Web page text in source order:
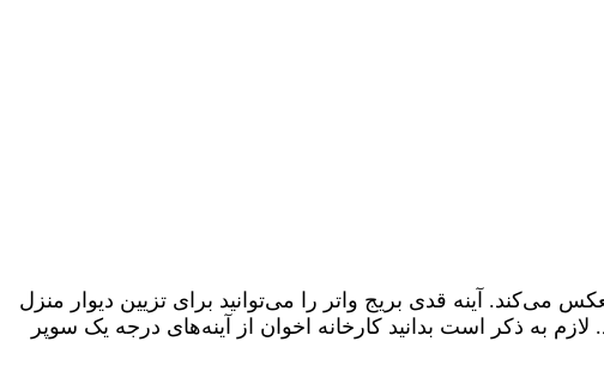
می‌کند. آینه قدی بریج واتر را می‌توانید برای تزیین دیوار منزل
لازم به ذکر است بدانید کارخانه اخوان از آینه‌های درجه یک سوپر